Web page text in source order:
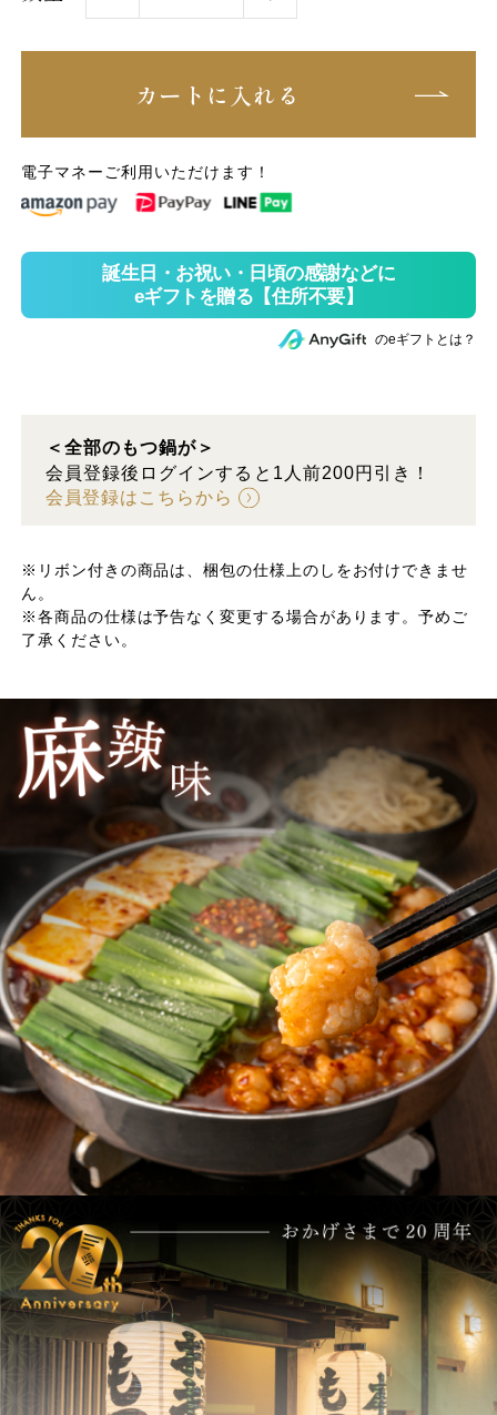
カートに入れる
電子マネーご利用いただけます！
のeギフトとは？
＜全部のもつ鍋が＞
会員登録後ログインすると1人前200円引き！
会員登録はこちらから
※リボン付きの商品は、梱包の仕様上のしをお付けできませ
ん。
※各商品の仕様は予告なく変更する場合があります。予めご
了承ください。